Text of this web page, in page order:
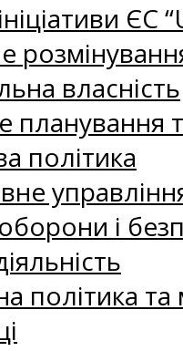
ЄС
власність
політика
і
політика